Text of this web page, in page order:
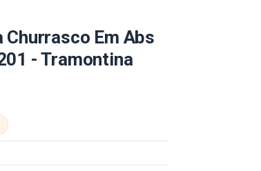
Churrasco Em Abs
- Tramontina